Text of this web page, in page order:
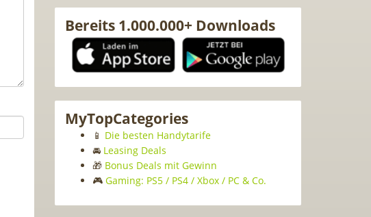
Bereits 1.000.000+ Downloads
MyTopCategories
📱 Die besten Handytarife
🚘 Leasing Deals
🎁 Bonus Deals mit Gewinn
🎮 Gaming: PS5 / PS4 / Xbox / PC & Co.